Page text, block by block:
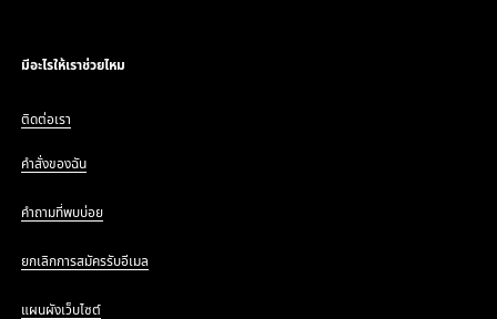
มีอะไรให้เราช่วยไหม
ติดต่อเรา
คำสั่งของฉัน
คำถามที่พบบ่อย
ยกเลิกการสมัครรับอีเมล
แผนผังเว็บไซต์